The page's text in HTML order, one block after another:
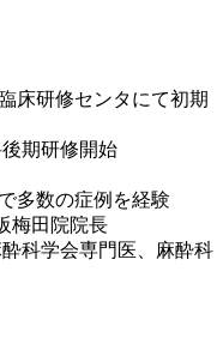
床研修センタにて初期
期研修開始
多数の症例を経験
梅田院院長
科学会専門医、麻酔科